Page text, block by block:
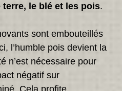
le blé et les pois.
sont embouteillés
l’humble pois devient la
n’est nécessaire pour
négatif sur
Cela profite